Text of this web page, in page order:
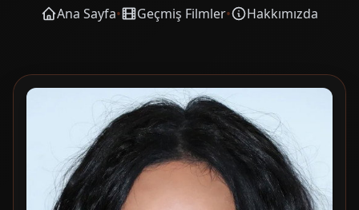
Ana Sayfa• Geçmiş Filmler• Hakkımızda